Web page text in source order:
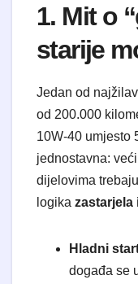
1. Mit o
starije
Jedan od
od 200.000
10W-40 umjesto
jednostavna:
dijelovima
logika zastarjela
Hladni
događa se